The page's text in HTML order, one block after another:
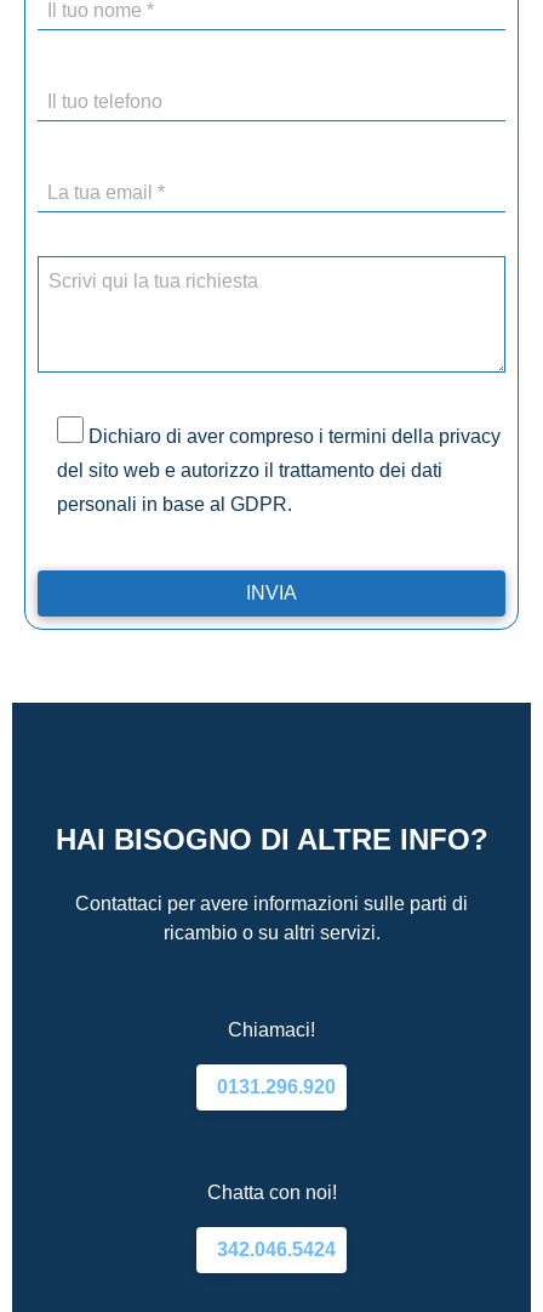
Dichiaro di aver compreso i termini della privacy
del sito web e autorizzo il trattamento dei dati
personali in base al GDPR.
HAI BISOGNO DI ALTRE INFO?
Contattaci per avere informazioni sulle parti di
ricambio o su altri servizi.
Chiamaci!
0131.296.920
Chatta con noi!
342.046.5424